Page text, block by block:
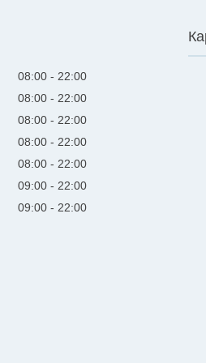
08:00
22:00
08:00
22:00
08:00
22:00
08:00
22:00
08:00
22:00
09:00
22:00
09:00 22:00